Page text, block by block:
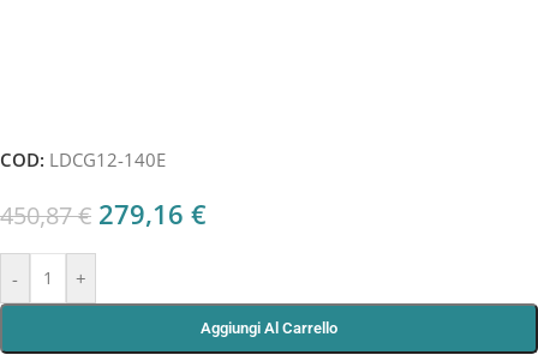
COD: LDCG12-140E
450,87€ 279,16 €
- +
Aggiungi Al Carrello